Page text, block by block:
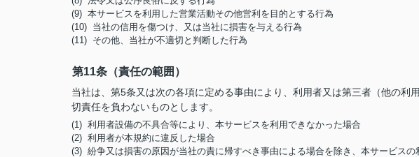
(9) 本サービスを利用した営業活動その他営利を目的とする行為
(10) 当社の信用を傷つけ、又は当社に損害を与える行為
(11) その他、当社が不適切と判断した行為
第11条（責任の範囲）
当社は、第5条又は次の各項に定める事由により、利用者又は第三者（他の利
切責任を負わないものとします。
(1) 利用者設備の不具合等により、本サービスを利用できなかった場合
(2) 利用者が本規約に違反した場合
(3) 紛争又は損害の原因が当社の責に帰すべき事由による場合を除き、本サービス